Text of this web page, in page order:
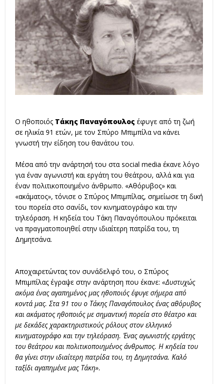
Ο ηθοποιός Τάκης Παναγόπουλος έφυγε από τη ζωή
σε ηλικία 91 ετών, με τον Σπύρο Μπιμπίλα να κάνει
γνωστή την είδηση του θανάτου του.
Μέσα από την ανάρτησή του στα social media έκανε λόγο
για έναν αγωνιστή και εργάτη του θεάτρου, αλλά και για
έναν πολιτικοποιημένο άνθρωπο. «Αθόρυβος» και
«ακάματος», τόνισε ο Σπύρος Μπιμπίλας, σημείωσε τη δική
του πορεία στο σανίδι, τον κινηματογράφο και την
τηλεόραση. Η κηδεία του Τάκη Παναγόπουλου πρόκειται
να πραγματοποιηθεί στην ιδιαίτερη πατρίδα του, τη
Δημητσάνα.
Αποχαιρετώντας τον συνάδελφό του, ο Σπύρος
Μπιμπίλας έγραψε στην ανάρτηση που έκανε: «Δυστυχώς
ακόμα ένας αγαπημένος μας ηθοποιός έφυγε σήμερα από
κοντά μας. Στα 91 του ο Τάκης Παναγόπουλος ένας αθόρυβος
και ακάματος ηθοποιός με σημαντική πορεία στο θέατρο και
με δεκάδες χαρακτηριστικούς ρόλους στον ελληνικό
κινηματογράφο και την τηλεόραση. Ένας αγωνιστής εργάτης
του θεάτρου και πολιτικοποιημένος άνθρωπος. Η κηδεία του
θα γίνει στην ιδιαίτερη πατρίδα του, τη Δημητσάνα. Καλό
ταξίδι αγαπημένε μας Τάκη».